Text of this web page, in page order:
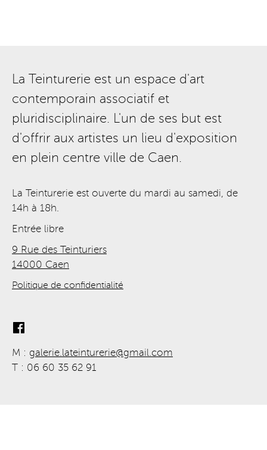
La Teinturerie est un espace d'art
contemporain associatif et
pluridisciplinaire. L'un de ses but est
d'offrir aux artistes un lieu d'exposition
en plein centre ville de Caen.
La Teinturerie est ouverte du mardi au samedi, de
14h à 18h.
Entrée libre
9 Rue des Teinturiers
14000 Caen
Politique de confidentialité
M : galerie.lateinturerie@gmail.com
T : 06 60 35 62 91